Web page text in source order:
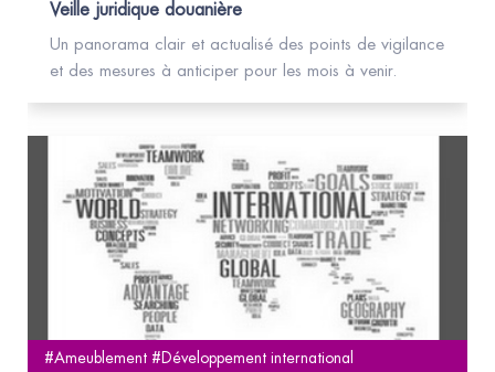
Veille juridique douanière
Un panorama clair et actualisé des points de vigilance
et des mesures à anticiper pour les mois à venir.
#Ameublement #Développement international